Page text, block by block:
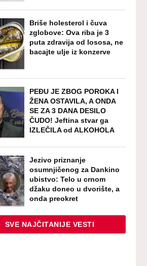
Briše holesterol i čuva
zglobove: Ova riba je 3
puta zdravija od lososa, ne
bacajte ulje iz konzerve
PEĐU JE ZBOG POROKA I
ŽENA OSTAVILA, A ONDA
SE ZA 3 DANA DESILO
ČUDO! Jeftina stvar ga
IZLEČILA od ALKOHOLA
Jezivo priznanje
osumnjičenog za Dankino
ubistvo: Telo u crnom
džaku doneo u dvorište, a
onda preokret
SVE NAJČITANIJE VESTI